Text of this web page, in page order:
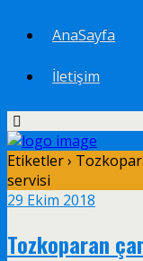
AnaSayfa
İletişim
Etiketler ›
servisi
29 Ekim 2018
Tozkoparan